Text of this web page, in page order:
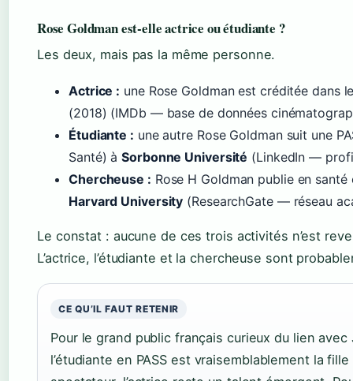
Rose Goldman est-elle actrice ou étudiante ?
Les deux, mais pas la même personne.
Actrice : une Rose Goldman est créditée dans
(2018) (IMDb — base de données
Étudiante : une autre Rose Goldman suit une
Santé) àSorbonne Université (LinkedIn —
Chercheuse : Rose H Goldman publie en
Harvard University (ResearchGate — réseau
Le constat : aucune de ces trois activités n’est
L’actrice, l’étudiante et la chercheuse sont
CE QU’IL FAUT RETENIR
Pour le grand public français curieux du lien
l’étudiante en PASS est vraisemblablement la